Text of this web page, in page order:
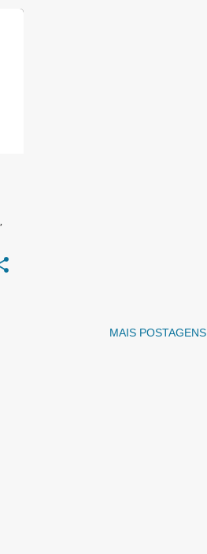
MAIS POSTAGENS